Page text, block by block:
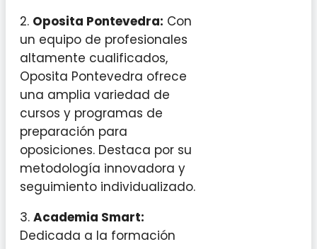
2. Oposita Pontevedra: Con
un equipo de profesionales
altamente cualificados,
Oposita Pontevedra ofrece
una amplia variedad de
cursos y programas de
preparación para
oposiciones. Destaca por su
metodología innovadora y
seguimiento individualizado.
3. Academia Smart:
Dedicada a la formación